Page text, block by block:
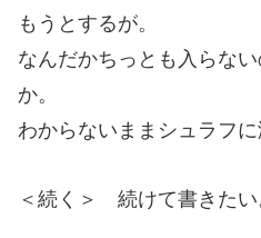
もうとするが。
なんだかちっとも入らな
か。
わからないままシュラフに
＜続く＞ 続けて書きたい